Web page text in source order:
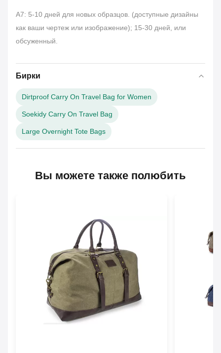
А7: 5-10 дней для новых образцов. (доступные дизайны
как ваши чертеж или изображение); 15-30 дней, или
обсуженный.
Бирки
Dirtproof Carry On Travel Bag for Women
Soekidy Carry On Travel Bag
Large Overnight Tote Bags
Вы можете также полюбить